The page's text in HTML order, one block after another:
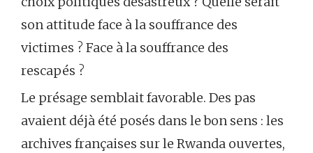
son attitude face à la souffrance des
victimes ? Face à la souffrance des
rescapés ?
Le présage semblait favorable. Des pas
avaient déjà été posés dans le bon sens : les
archives françaises sur le Rwanda ouvertes,